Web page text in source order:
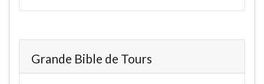
Grande Bible de Tours